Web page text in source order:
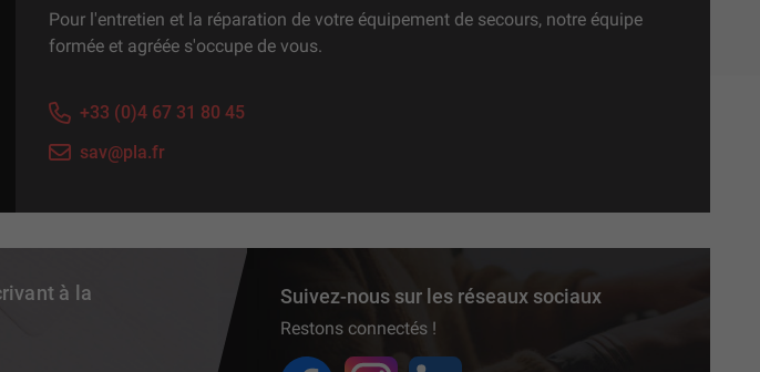
à la
Suivez-nous sur les réseaux sociaux
Restons connectés !
Pour l'entretien et la réparation de votre équipement de secours, notre équipe
formée et agréée s'occupe de vous.
+33 (0)4 67 31 80 45
sav@pla.fr